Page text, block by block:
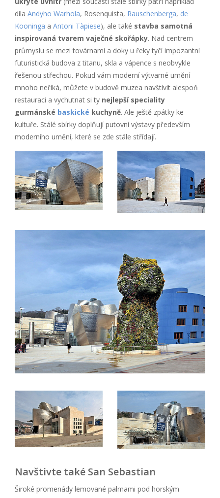
díla Andyho Warhola, Rosenquista, Rauschenberga, de
Kooninga a Antoni Tàpiese), ale také stavba samotná
inspirovaná tvarem vaječné skořápky. Nad centrem
průmyslu se mezi továrnami a doky u řeky tyčí impozantní
futuristická budova z titanu, skla a vápence s neobvykle
řešenou střechou. Pokud vám moderní výtvarné umění
mnoho neříká, můžete v budově muzea navštívit alespoň
restauraci a vychutnat si ty nejlepší speciality
gurmánské baskické kuchyně. Ale ještě zpátky ke
kultuře. Stálé sbírky doplňují putovní výstavy především
moderního umění, které se zde stále střídají.
Navštivte také San Sebastian
Široké promenády lemované palmami pod horským